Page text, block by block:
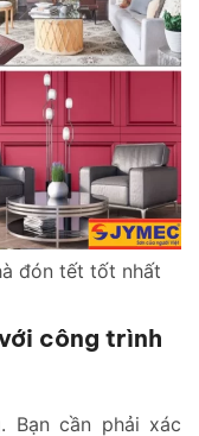
đón tết tốt nhất
công trình
Bạn cần phải xác